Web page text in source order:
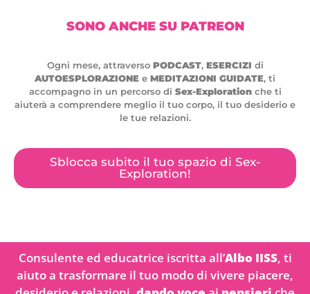
SONO ANCHE SU PATREON
Ogni mese, attraverso PODCAST, ESERCIZI di
AUTOESPLORAZIONE e MEDITAZIONI GUIDATE, ti
accompagno in un percorso di Sex-Explorationche ti
aiuterà a comprendere meglio il tuo corpo, il tuo desiderio e
le tue relazioni.
Sblocca subito il tuo spazio di Sex-
Exploration!
Consulente ed educatrice iscritta all’Albo IISS, ti
aiuto a trasformare il tuo modo di vivere piacere,